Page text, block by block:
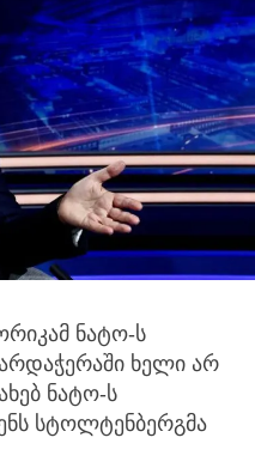
ნატო-ს
ხელი არ
ნატო-ს
სტოლტენბერგმა